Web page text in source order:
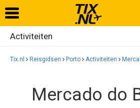
Home
Hotels
Activiteiten
Algemeen
Restaurants
Tix.nl Reisgidsen Porto Activiteiten
Mercado do